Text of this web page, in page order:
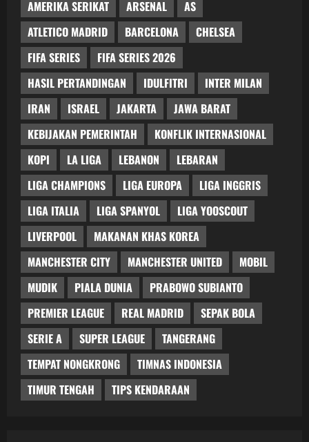
AMERIKA SERIKAT ARSENAL
AS
ATLETICO MADRID
BARCELONA
CHELSEA
FIFA SERIES
FIFA SERIES 2026
HASIL PERTANDINGAN
IDULFITRI
INTER MILAN
IRAN
ISRAEL JAKARTA
JAWA BARAT
KEBIJAKAN PEMERINTAH
KONFLIK INTERNASIONAL
KOPI
LA LIGA LEBANON
LEBARAN
LIGA CHAMPIONS
LIGA EUROPA
LIGA INGGRIS
LIGA ITALIA
LIGA SPANYOL
LIGA YOOSCOUT
LIVERPOOL
MAKANAN KHAS KOREA
MANCHESTER CITY
MANCHESTER UNITED
MOBIL
MUDIK
PIALA DUNIA
PRABOWO SUBIANTO
PREMIER LEAGUE
REAL MADRID
SEPAK BOLA
SERIE A
SUPER LEAGUE
TANGERANG
TEMPAT NONGKRONG
TIMNAS INDONESIA
TIMUR TENGAH
TIPS KENDARAAN